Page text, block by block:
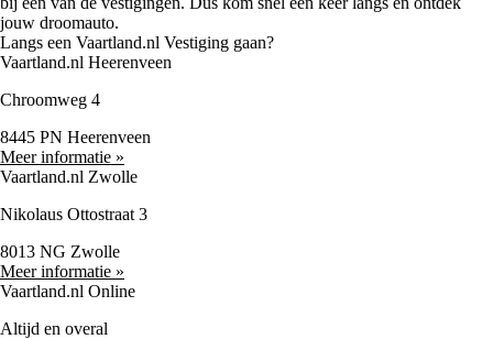
jouw droomauto.
Langs een Vaartland.nl Vestiging gaan?
Vaartland.nl Heerenveen
Chroomweg 4
8445 PN Heerenveen
Meer informatie »
Vaartland.nl Zwolle
Nikolaus Ottostraat 3
8013 NG Zwolle
Meer informatie »
Vaartland.nl Online
Altijd en overal